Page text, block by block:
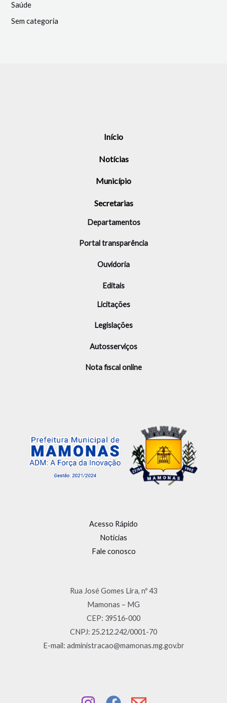
Saúde
Sem categoria
Início
Notícias
Município
Secretarias
Departamentos
Portal transparência
Ouvidoria
Editais
Licitações
Legislações
Autosserviços
Nota fiscal online
Acesso Rápido
Notícias
Fale conosco
Rua José Gomes Lira, nº 43
Mamonas – MG
CEP: 39516-000
CNPJ: 25.212.242/0001-70
E-mail: administracao@mamonas.mg.gov.br